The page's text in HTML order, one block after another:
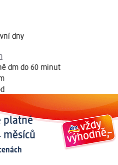
dny
dm do 60 minut
platné
měsíců